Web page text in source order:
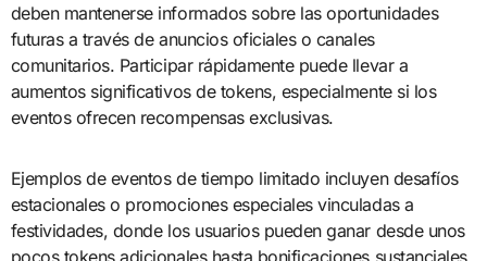
deben mantenerse informados sobre las oportunidades
futuras a través de anuncios oficiales o canales
comunitarios. Participar rápidamente puede llevar a
aumentos significativos de tokens, especialmente si los
eventos ofrecen recompensas exclusivas.
Ejemplos de eventos de tiempo limitado incluyen desafíos
estacionales o promociones especiales vinculadas a
festividades, donde los usuarios pueden ganar desde unos
pocos tokens adicionales hasta bonificaciones sustanciales